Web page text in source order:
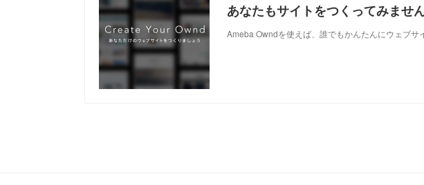
あなたもサイトをつくってみませ
Ameba Owndを使えば、誰でもかんたんにウェブサ